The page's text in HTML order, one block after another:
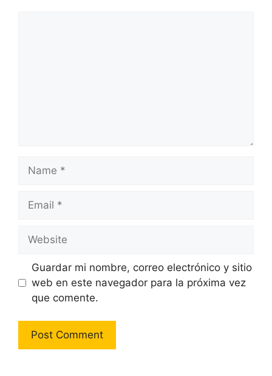
Guardar mi nombre, correo electrónico y sitio
web en este navegador para la próxima vez
que comente.